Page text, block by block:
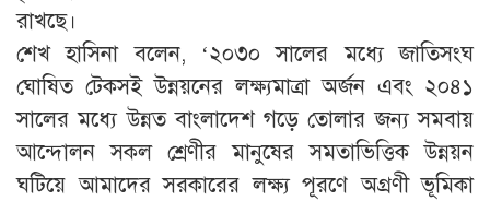
রাখছে।
শেখ হাসিনা বলেন, ‘২০৩০ সালের মধ্যে জাতিসংঘ
ঘোষিত টেকসই উন্নয়নের লক্ষ্যমাত্রা অর্জন এবং ২০৪১
সালের মধ্যে উন্নত বাংলাদেশ গড়ে তোলার জন্য সমবায়
আন্দোলন সকল শ্রেণীর মানুষের সমতাভিত্তিক উন্নয়ন
ঘটিয়ে আমাদের সরকারের লক্ষ্য পূরণে অগ্রণী ভূমিকা